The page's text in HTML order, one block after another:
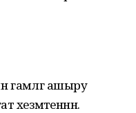
ашыру
хезмәтеннән.